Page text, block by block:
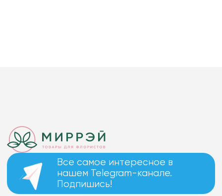
Все самое интересное в
нашем Telegram-канале.
Подпишись!